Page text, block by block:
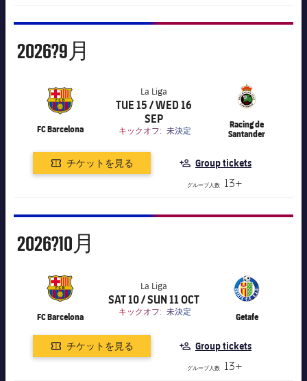
9月
2026?9月
FC Barcelona
label.competition.name.21
La Liga
TUE 15 / WED 16
SEP
キックオフ: 未決定
Racing de
Santander
label.aria.chevronright
チケットを見る Group tickets
グループ人数 13+
10月
2026?10月
FC Barcelona
label.competition.name.21
La Liga
SAT 10 / SUN 11 OCT
キックオフ: 未決定 Getafe
label.aria.chevronright
チケットを見る Group tickets
グループ人数 13+